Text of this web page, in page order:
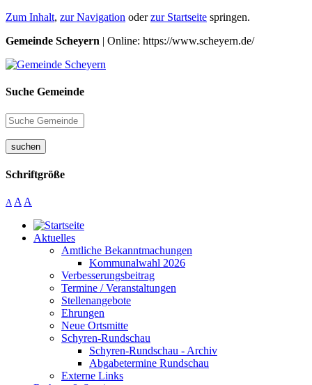
Zum Inhalt, zur Navigation oderzur Startseite springen.
Gemeinde Scheyern | Online: https://www.scheyern.de/
Suche Gemeinde
suchen
Schriftgröße
A A A
Aktuelles
Amtliche Bekanntmachungen
Kommunalwahl 2026
Verbesserungsbeitrag
Termine / Veranstaltungen
Stellenangebote
Ehrungen
Neue Ortsmitte
Schyren-Rundschau
Schyren-Rundschau - Archiv
Abgabetermine Rundschau
Externe Links